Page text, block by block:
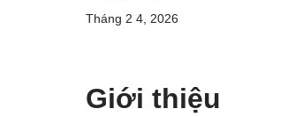
Tháng 2 4, 2026
Giới thiệu